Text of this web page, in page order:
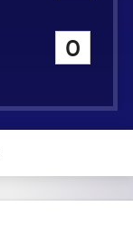
0